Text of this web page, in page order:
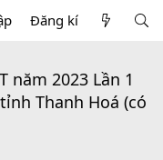
Đăng kí
năm 2023 Lần 1
Thanh Hoá (có